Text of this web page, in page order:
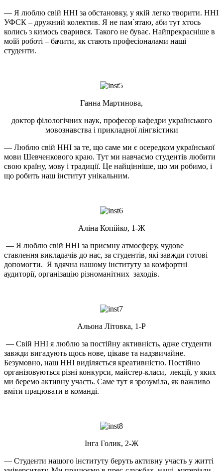
— Я люблю свій ННІ за обстановку, у якій легко творити. ННІ
УФСК – дружний колектив. Я не пам`ятаю, аби тут хтось
колись з кимось сварився. Такого не буває. Найпрекрасніше в
моїй роботі – бачити, як стають професіоналами наші
студенти.
Ганна Мартинова,
доктор філологічних наук, професор кафедри українського
мовознавства і прикладної лінгвістики
— Люблю свій ННІ за те, що саме ми є осередком української
мови Шевченкового краю. Тут ми навчаємо студентів любити
свою країну, мову і традиції. Це найцінніше, що ми робимо, і
що робить наш інститут унікальним.
Аліна Копійко, 1-Ж
— Я люблю свій ННІ за приємну атмосферу, чудове
ставлення викладачів до нас, за студентів, які завжди готові
допомогти. Я вдячна нашому інституту за комфортні
аудиторії, організацію різноманітних заходів.
Альона Літовка, 1-Р
— Свій ННІ я люблю за постійну активність, адже студенти
завжди вигадують щось нове, цікаве та надзвичайне.
Безумовно, наш ННІ виділяється креативністю. Постійно
організовуються різні конкурси, майстер-класи, лекції, у яких
ми беремо активну участь. Саме тут я зрозуміла, як важливо
вміти працювати в команді.
Інга Голик, 2-Ж
— Студенти нашого інституту беруть активну участь у житті